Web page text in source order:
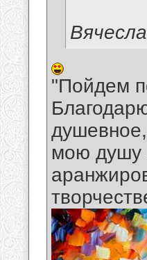
"Пойдем
мою душу